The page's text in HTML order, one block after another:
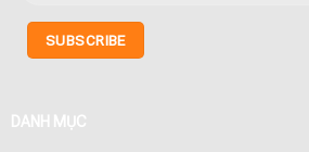
DANH MỤC